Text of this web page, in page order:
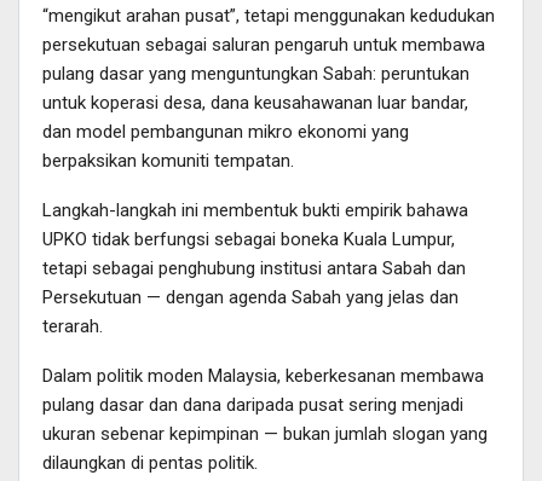
“mengikut arahan pusat”, tetapi menggunakan kedudukan
persekutuan sebagai saluran pengaruh untuk membawa
pulang dasar yang menguntungkan Sabah: peruntukan
untuk koperasi desa, dana keusahawanan luar bandar,
dan model pembangunan mikro ekonomi yang
berpaksikan komuniti tempatan.
Langkah-langkah ini membentuk bukti empirik bahawa
UPKO tidak berfungsi sebagai boneka Kuala Lumpur,
tetapi sebagai penghubung institusi antara Sabah dan
Persekutuan — dengan agenda Sabah yang jelas dan
terarah.
Dalam politik moden Malaysia, keberkesanan membawa
pulang dasar dan dana daripada pusat sering menjadi
ukuran sebenar kepimpinan — bukan jumlah slogan yang
dilaungkan di pentas politik.